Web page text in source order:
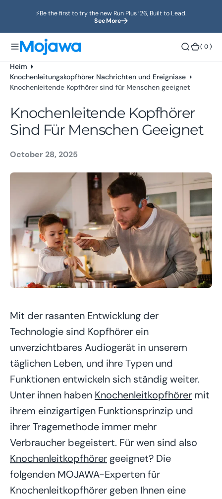
e
⚡️Be the first to try the new Run Plus ’26, Built to Lead.
See More
( 0 )
Heim
Knochenleitungskopfhörer Nachrichten und Ereignisse
Knochenleitende Kopfhörer sind für Menschen geeignet
Knochenleitende Kopfhörer
Sind Für Menschen Geeignet
October 28, 2025
Mit der rasanten Entwicklung der
Technologie sind Kopfhörer ein
unverzichtbares Audiogerät in unserem
täglichen Leben, und ihre Typen und
Funktionen entwickeln sich ständig weiter.
Unter ihnen haben Knochenleitkopfhörer mit
ihrem einzigartigen Funktionsprinzip und
ihrer Tragemethode immer mehr
Verbraucher begeistert. Für wen sind also
Knochenleitkopfhörer geeignet? Die
folgenden MOJAWA-Experten für
Knochenleitkopfhörer geben Ihnen eine